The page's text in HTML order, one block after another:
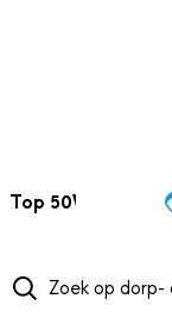
Top 50Webcams